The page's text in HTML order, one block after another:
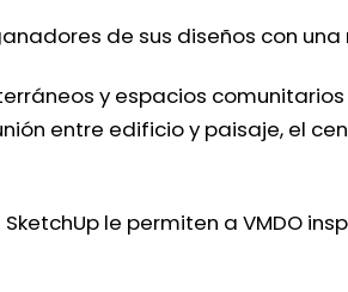
de sus diseños con
y espacios
entre edificio y paisaje, el
le permiten a VMDO